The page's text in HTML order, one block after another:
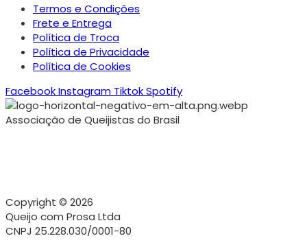
Termos e Condições
Frete e Entrega
Política de Troca
Política de Privacidade
Política de Cookies
FacebookInstagram TiktokSpotify
Associação de Queijistas do Brasil
Copyright © 2026
Queijo com Prosa Ltda
CNPJ 25.228.030/0001-80